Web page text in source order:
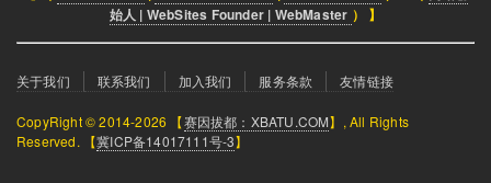
始人 | WebSites Founder | WebMaster ） 】
页
菜
单
关于我们 联系我们 加入我们 服务条款 友情链接
CopyRight © 2014-2026 【赛因拔都：XBATU.COM】, All Rights
Reserved. 【冀ICP备14017111号-3】